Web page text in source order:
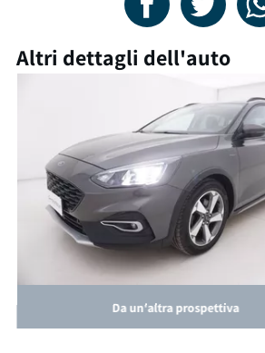
Altri dettagli dell'auto
Da un'altra prospettiva